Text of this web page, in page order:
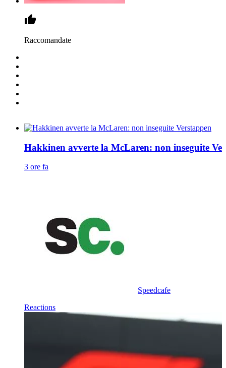
Raccomandate
Hakkinen avverte la McLaren: non inseguite
3 ore fa
Speedcafe
Reactions